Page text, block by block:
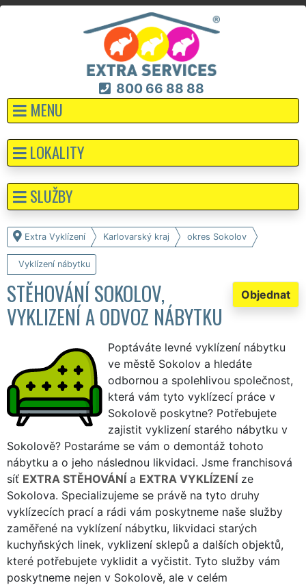
800 66 88 88
MENU
Extra Vyklízení Karlovarský kraj okres Sokolov
Vyklízení nábytku
Objednat
STĚHOVÁNÍ SOKOLOV,
VYKLIZENÍ A ODVOZ NÁBYTKU
Poptáváte levné vyklízení nábytku
ve městě Sokolov a hledáte
odbornou a spolehlivou společnost,
která vám tyto vyklízecí práce v
Sokolově poskytne? Potřebujete
zajistit vyklizení starého nábytku v
Sokolově? Postaráme se vám o demontáž tohoto
nábytku a o jeho následnou likvidaci. Jsme franchisová
síť EXTRA STĚHOVÁNÍ a EXTRA VYKLÍZENÍ ze
Sokolova. Specializujeme se právě na tyto druhy
vyklízecích prací a rádi vám poskytneme naše služby
zaměřené na vyklízení nábytku, likvidaci starých
kuchyňských linek, vyklizení sklepů a dalších objektů,
které potřebujete vyklidit a vyčistit. Tyto služby vám
poskytneme nejen v Sokolově, ale v celém
LOKALITY
SLUŽBY